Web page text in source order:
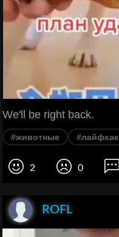
We'll be right back.
#животные #лайфхак
2 0
ROFL